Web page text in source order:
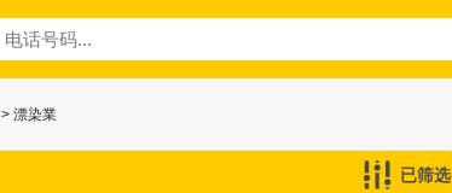
> 漂染業
已筛选